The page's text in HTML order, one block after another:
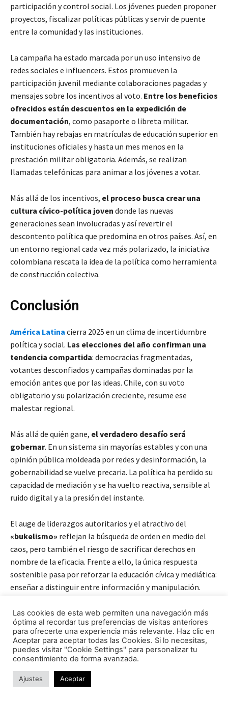
participación y control social. Los jóvenes pueden proponer
proyectos, fiscalizar políticas públicas y servir de puente
entre la comunidad y las instituciones.
La campaña ha estado marcada por un uso intensivo de
redes sociales e influencers. Estos promueven la
participación juvenil mediante colaboraciones pagadas y
mensajes sobre los incentivos al voto. Entre los beneficios
ofrecidos están descuentos en la expedición de
documentación, como pasaporte o libreta militar.
También hay rebajas en matrículas de educación superior en
instituciones oficiales y hasta un mes menos en la
prestación militar obligatoria. Además, se realizan
llamadas telefónicas para animar a los jóvenes a votar.
Más allá de los incentivos, el proceso busca crear una
cultura cívico-política joven donde las nuevas
generaciones sean involucradas y así revertir el
descontento política que predomina en otros países. Así, en
un entorno regional cada vez más polarizado, la iniciativa
colombiana rescata la idea de la política como herramienta
de construcción colectiva.
Conclusión
América Latina cierra 2025 en un clima de incertidumbre
política y social. Las elecciones del año confirman una
tendencia compartida: democracias fragmentadas,
votantes desconfiados y campañas dominadas por la
emoción antes que por las ideas. Chile, con su voto
obligatorio y su polarización creciente, resume ese
malestar regional.
Más allá de quién gane, el verdadero desafío será
gobernar. En un sistema sin mayorías estables y con una
opinión pública moldeada por redes y desinformación, la
gobernabilidad se vuelve precaria. La política ha perdido su
capacidad de mediación y se ha vuelto reactiva, sensible al
ruido digital y a la presión del instante.
El auge de liderazgos autoritarios y el atractivo del
«bukelismo» reflejan la búsqueda de orden en medio del
caos, pero también el riesgo de sacrificar derechos en
nombre de la eficacia. Frente a ello, la única respuesta
sostenible pasa por reforzar la educación cívica y mediática:
enseñar a distinguir entre información y manipulación.
Chile será una prueba crucial. Silogra equilibrar
participación, estabilidad y reformas , podría ofrecer una
ruta alternativa a la deriva populista que se extiende por la
región. Si no lo consigue, confirmará que América Latina
avanza hacia una nueva etapa de democracias agotadas,
donde las emociones pesan más que las instituciones.
Las cookies de esta web permiten una navegación más
óptima al recordar tus preferencias de visitas anteriores
para ofrecerte una experiencia más relevante. Haz clic en
Aceptar para aceptar todas las Cookies. Si lo necesitas,
puedes visitar "Cookie Settings" para personalizar tu
consentimiento de forma avanzada.
Ajustes Aceptar